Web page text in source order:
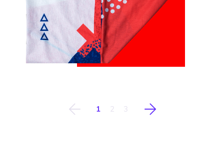
Predchádzajúca Nasledujúca
1 2 3